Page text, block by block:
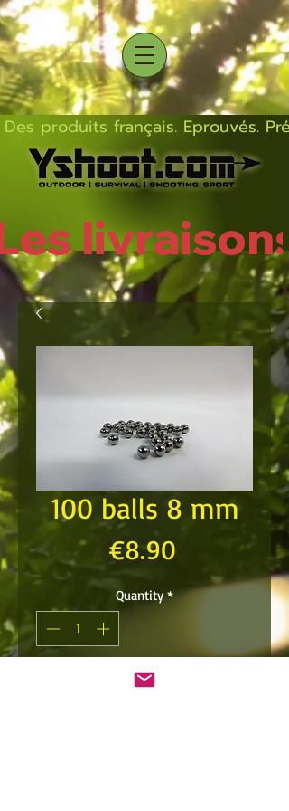
Des produits français. Eprouvés.
100 balls 8 mm
€8.90Price
Quantity *
Add to Cart